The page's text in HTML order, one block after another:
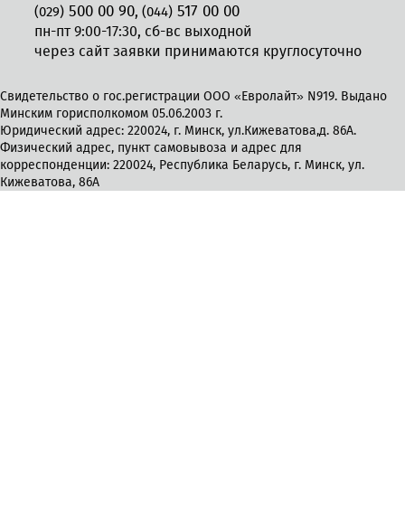
(029) 500 00 90, (044) 517 00 00
пн-пт 9:00-17:30, сб-вс выходной
через сайт заявки принимаются круглосуточно
Свидетельство о гос.регистрации ООО «Евролайт» N919. Выдано
Минским горисполкомом 05.06.2003 г.
Юридический адрес: 220024, г. Минск, ул.Кижеватова,д. 86А.
Физический адрес, пункт самовывоза и адрес для
корреспонденции: 220024, Республика Беларусь, г. Минск, ул.
Кижеватова, 86А